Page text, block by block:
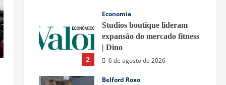
2
Economia
Studios boutique lideram
expansão do mercado fitness
| Dino
6 de agosto de 2026
Belford Roxo